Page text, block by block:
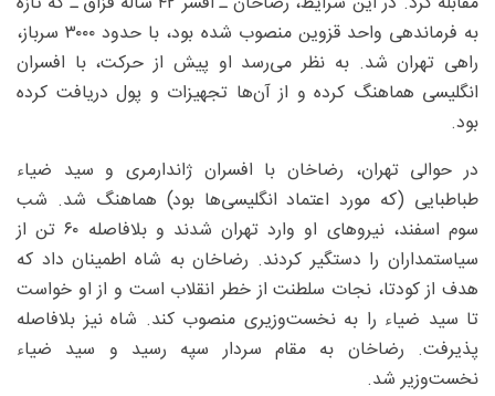
به فرماندهی واحد قزوین منصوب شده بود، با حدود ۳۰۰۰ سرباز،
راهی تهران شد. به نظر می‌رسد او پیش از حرکت، با افسران
انگلیسی هماهنگ کرده و از آن‌ها تجهیزات و پول دریافت کرده
بود.
در حوالی تهران، رضاخان با افسران ژاندارمری و سید ضیاء
طباطبایی (که مورد اعتماد انگلیسی‌ها بود) هماهنگ شد. شب
سوم اسفند، نیروهای او وارد تهران شدند و بلافاصله ۶۰ تن از
سیاستمداران را دستگیر کردند. رضاخان به شاه اطمینان داد که
هدف از کودتا، نجات سلطنت از خطر انقلاب است و از او خواست
تا سید ضیاء را به نخست‌وزیری منصوب کند. شاه نیز بلافاصله
پذیرفت. رضاخان به مقام سردار سپه رسید و سید ضیاء
نخست‌وزیر شد.